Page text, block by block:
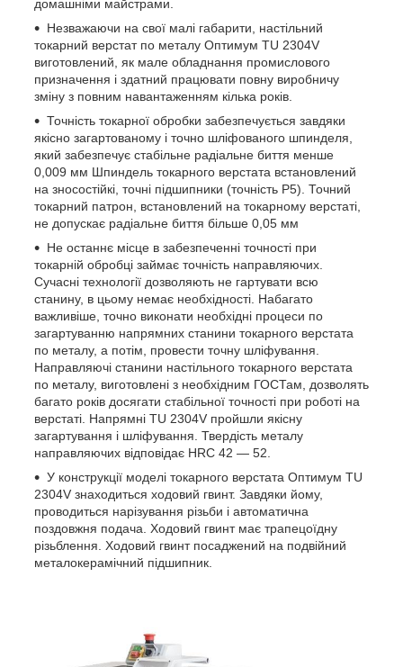
домашніми майстрами.
Незважаючи на свої малі габарити, настільний
токарний верстат по металу Оптимум TU 2304V
виготовлений, як мале обладнання промислового
призначення і здатний працювати повну виробничу
зміну з повним навантаженням кілька років.
Точність токарної обробки забезпечується завдяки
якісно загартованому і точно шліфованого шпинделя,
який забезпечує стабільне радіальне биття менше
0,009 мм Шпиндель токарного верстата встановлений
на зносостійкі, точні підшипники (точність Р5). Точний
токарний патрон, встановлений на токарному верстаті,
не допускає радіальне биття більше 0,05 мм
Не останнє місце в забезпеченні точності при
токарній обробці займає точність направляючих.
Сучасні технології дозволяють не гартувати всю
станину, в цьому немає необхідності. Набагато
важливіше, точно виконати необхідні процеси по
загартуванню напрямних станини токарного верстата
по металу, а потім, провести точну шліфування.
Направляючі станини настільного токарного верстата
по металу, виготовлені з необхідним ГОСТам, дозволять
багато років досягати стабільної точності при роботі на
верстаті. Напрямні TU 2304V пройшли якісну
загартування і шліфування. Твердість металу
направляючих відповідає HRC 42 — 52.
У конструкції моделі токарного верстата Оптимум TU
2304V знаходиться ходовий гвинт. Завдяки йому,
проводиться нарізування різьби і автоматична
поздовжня подача. Ходовий гвинт має трапецоїдну
різьблення. Ходовий гвинт посаджений на подвійний
металокерамічний підшипник.